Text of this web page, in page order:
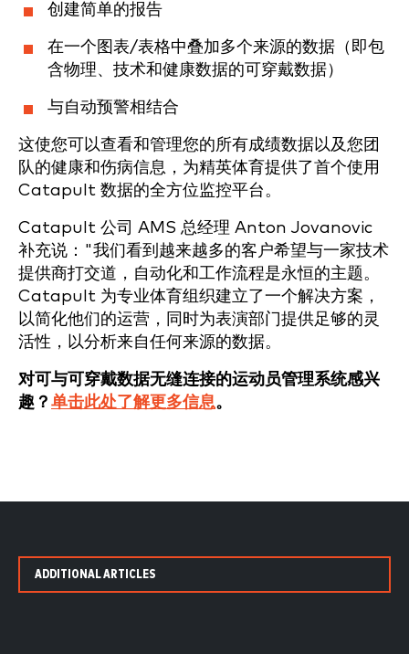
创建简单的报告
在一个图表/表格中叠加多个来源的数据（即包
含物理、技术和健康数据的可穿戴数据）
与自动预警相结合
这使您可以查看和管理您的所有成绩数据以及您团
队的健康和伤病信息，为精英体育提供了首个使用
Catapult 数据的全方位监控平台。
Catapult 公司 AMS 总经理 Anton Jovanovic
补充说："我们看到越来越多的客户希望与一家技术
提供商打交道，自动化和工作流程是永恒的主题。
Catapult 为专业体育组织建立了一个解决方案，
以简化他们的运营，同时为表演部门提供足够的灵
活性，以分析来自任何来源的数据。
对可与可穿戴数据无缝连接的运动员管理系统感兴
趣？ 单击此处了解更多信息。
ADDITIONAL ARTICLES